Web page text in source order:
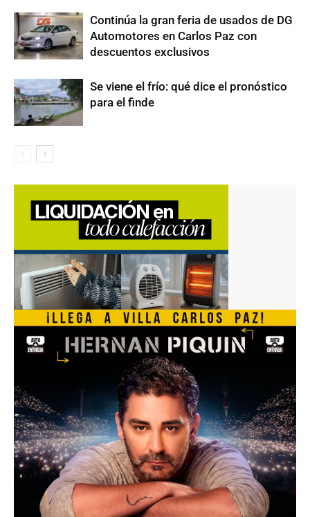
Continúa la gran feria de usados de DG
Automotores en Carlos Paz con
descuentos exclusivos
Se viene el frío: qué dice el pronóstico
para el finde